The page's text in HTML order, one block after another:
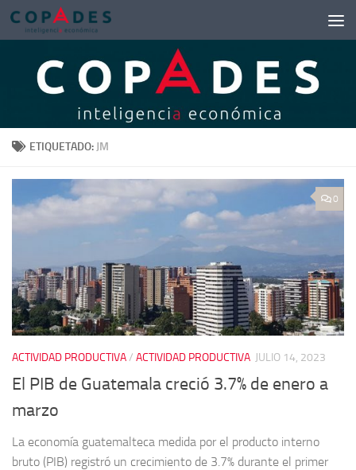
Saltar al contenido
ETIQUETADO:JM
0
ACTIVIDAD PRODUCTIVA/ ACTIVIDAD PRODUCTIVA JULIO 14, 2023
El PIB de Guatemala creció 3.7% de enero a
marzo
La economía guatemalteca medida por el producto interno
bruto (PIB) registró un crecimiento de 3.7% durante el primer